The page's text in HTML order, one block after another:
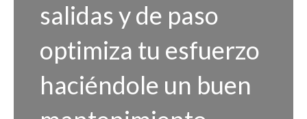
salidas y de paso
optimiza tu esfuerzo
haciéndole un buen